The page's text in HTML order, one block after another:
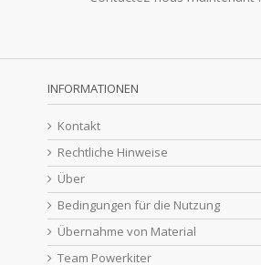
INFORMATIONEN
Kontakt
Rechtliche Hinweise
Über
Bedingungen für die Nutzung
Übernahme von Material
Team Powerkiter